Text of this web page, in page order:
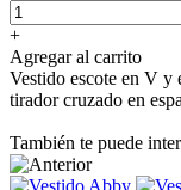
+
Agregar al carrito
Vestido escote en V y
tirador cruzado en
También te puede